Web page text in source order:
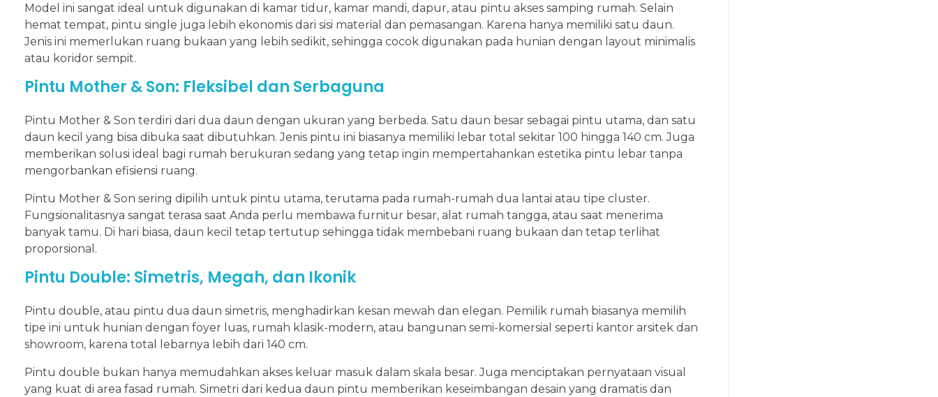
Model ini sangat ideal untuk digunakan di kamar tidur, kamar mandi, dapur, atau pintu akses samping rumah. Selain
hemat tempat, pintu single juga lebih ekonomis dari sisi material dan pemasangan. Karena hanya memiliki satu daun.
Jenis ini memerlukan ruang bukaan yang lebih sedikit, sehingga cocok digunakan pada hunian dengan layout minimalis
atau koridor sempit.
Pintu Mother & Son: Fleksibel dan Serbaguna
Pintu Mother & Son terdiri dari dua daun dengan ukuran yang berbeda. Satu daun besar sebagai pintu utama, dan satu
daun kecil yang bisa dibuka saat dibutuhkan. Jenis pintu ini biasanya memiliki lebar total sekitar 100 hingga 140 cm. Juga
memberikan solusi ideal bagi rumah berukuran sedang yang tetap ingin mempertahankan estetika pintu lebar tanpa
mengorbankan efisiensi ruang.
Pintu Mother & Son sering dipilih untuk pintu utama, terutama pada rumah-rumah dua lantai atau tipe cluster.
Fungsionalitasnya sangat terasa saat Anda perlu membawa furnitur besar, alat rumah tangga, atau saat menerima
banyak tamu. Di hari biasa, daun kecil tetap tertutup sehingga tidak membebani ruang bukaan dan tetap terlihat
proporsional.
Pintu Double: Simetris, Megah, dan Ikonik
Pintu double, atau pintu dua daun simetris, menghadirkan kesan mewah dan elegan. Pemilik rumah biasanya memilih
tipe ini untuk hunian dengan foyer luas, rumah klasik-modern, atau bangunan semi-komersial seperti kantor arsitek dan
showroom, karena total lebarnya lebih dari 140 cm.
Pintu double bukan hanya memudahkan akses keluar masuk dalam skala besar. Juga menciptakan pernyataan visual
yang kuat di area fasad rumah. Simetri dari kedua daun pintu memberikan keseimbangan desain yang dramatis dan